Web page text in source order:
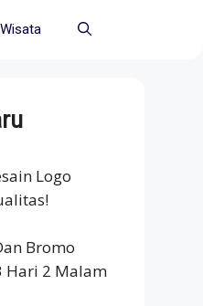
Wisata
Logo
Bromo
Hari 2 Malam